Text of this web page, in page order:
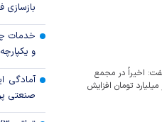
اخیراً در مجمع
سرمایه بانک از ۸.۴ هزار میلیارد تومان به ۱۵ هزار میلیارد تومان افزایش
بازسازی فاز‌های ۴
خدمات
و یکپارچه
آمادگی
صنعتی